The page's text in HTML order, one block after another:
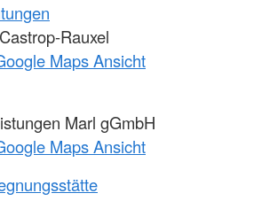
Rauxel
Maps Ansicht
Marl gGmbH
Maps Ansicht